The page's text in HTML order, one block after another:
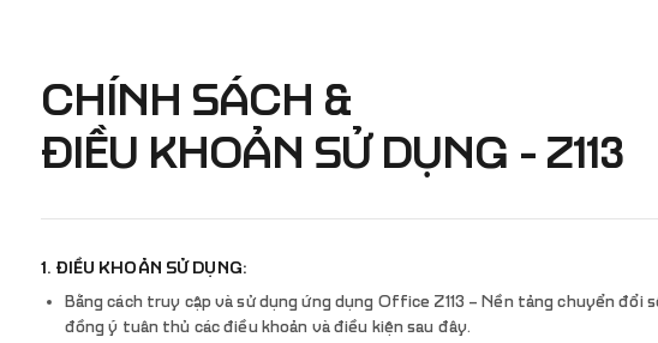
CHÍNH SÁCH &
ĐIỀU KHOẢN SỬ DỤNG - Z113
1. ĐIỀU KHOẢN SỬ DỤNG:
Bằng cách truy cập và sử dụng ứng dụng Office Z113 – Nền tảng chuyển đổi
đồng ý tuân thủ các điều khoản và điều kiện sau đây.